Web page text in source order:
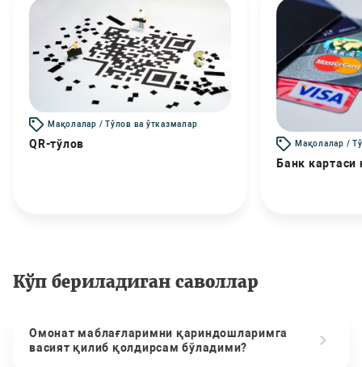
Мақолалар / Тўлов ва ўтказмалар
QR-тўлов Мақолалар /
Банк картаси
Кўп бериладиган саволлар
Омонат маблағларимни қариндошларимга
васият қилиб қолдирсам бўладими?